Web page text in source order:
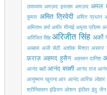
उपाध्याय अमज़द इस्लाम अमज़द अमल
कुमार अमित त्रिवेदी अमित प्रधान
अमिताभ वर्मा अमीर मीनाई अमृता प्रीतम
अरिजित सिंह अरिजीत सिंह अर्को
अब्बास अली सेठी अशोक मिश्रा असग़र
फ़राज़ अहमद हुसैन अहसान दानिश
आनंद बक्षी आनंद बख्शी आनंद राज
आयुष्मान खुराना आर आनंद आरिफ़ लोहार
श्रीनिवासन इंडियन ओशन इंदीवर इंदु जैन